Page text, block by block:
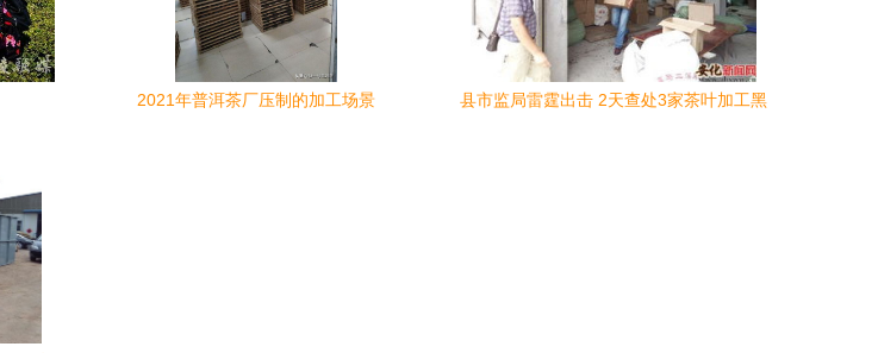
2021年普洱茶厂压制的加工场景
县市监局雷霆出击 2天查处3家茶叶加工黑